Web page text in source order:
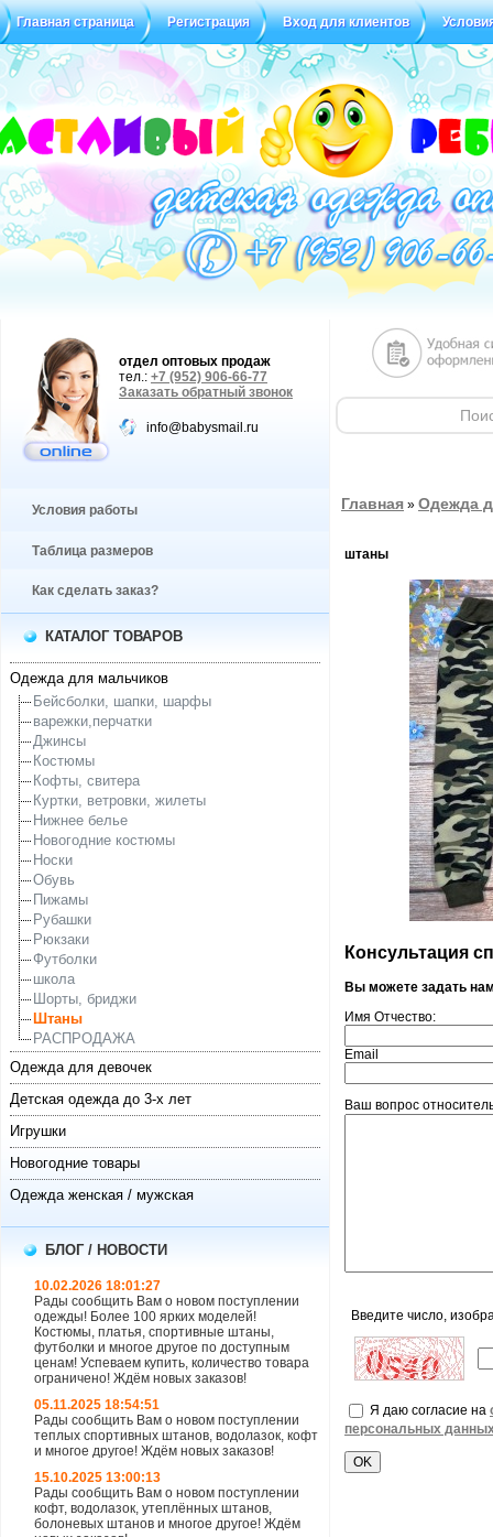
Главная страница Регистрация Вход для клиентов
Статус заказа Отзывы
отдел оптовых продаж
тел.: +7 (952) 906-66-77
Заказать обратный звонок
info@babysmail.ru
Условия работы
Таблица размеров
Как сделать заказ?
КАТАЛОГ ТОВАРОВ
Одежда для мальчиков
Бейсболки, шапки, шарфы
варежки,перчатки
Джинсы
Костюмы
Кофты, свитера
Куртки, ветровки, жилеты
Нижнее белье
Новогодние костюмы
Носки
Обувь
Пижамы
Рубашки
Рюкзаки
Футболки
школа
Шорты, бриджи
Штаны
РАСПРОДАЖА
Одежда для девочек
Детская одежда до 3-х лет
Игрушки
Новогодние товары
Одежда женская / мужская
БЛОГ / НОВОСТИ
10.02.2026 18:01:27
Рады сообщить Вам о новом поступлении
одежды! Более 100 ярких моделей!
Костюмы, платья, спортивные штаны,
футболки и многое другое по доступным
ценам! Успеваем купить, количество товара
ограничено! Ждём новых заказов!
05.11.2025 18:54:51
Рады сообщить Вам о новом поступлении
теплых спортивных штанов, водолазок, кофт
и многое другое! Ждём новых заказов!
15.10.2025 13:00:13
Рады сообщить Вам о новом поступлении
кофт, водолазок, утеплённых штанов,
болоневых штанов и многое другое! Ждём
Главная » Одежда
штаны
Консультация
Вы можете задать
Имя Отчество:
Email
Ваш вопрос
Введите число,
Я даю согласие на
персональных